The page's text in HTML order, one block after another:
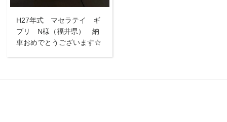
H27年式 マセラテイ ギ
ブリ N様（福井県） 納
車おめでとうございます☆